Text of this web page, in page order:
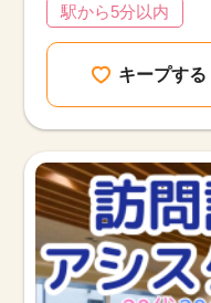
駅から5分以内
キープする